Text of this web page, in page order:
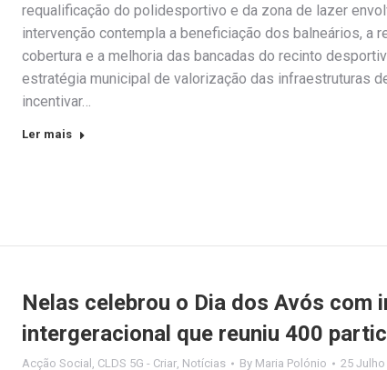
requalificação do polidesportivo e da zona de lazer
intervenção contempla a beneficiação dos balneários, a
cobertura e a melhoria das bancadas do recinto
estratégia municipal de valorização das infraestruturas
incentivar…
Ler mais
Nelas celebrou o Dia dos Avós com
intergeracional que reuniu 400
Acção Social , CLDS 5G - Criar, Notícias By Maria Polónio 25 Julho